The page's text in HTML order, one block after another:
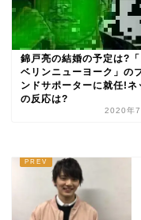
錦戸亮の結婚の予定は?「
ベリンニューヨーク」の
ンドサポーターに就任!ネ
の反応は?
2020年7